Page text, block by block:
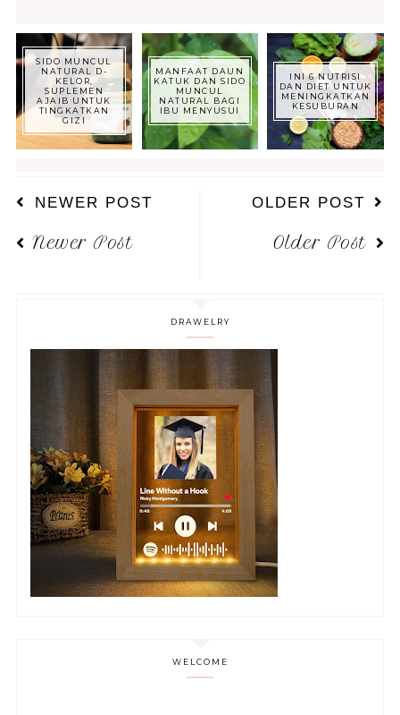
SIDO MUNCUL
NATURAL D-
KELOR,
SUPLEMEN
AJAIB UNTUK
TINGKATKAN
GIZI
MANFAAT DAUN
KATUK DAN SIDO
MUNCUL
NATURAL BAGI
IBU MENYUSUI
INI 6 NUTRISI
DAN DIET UNTUK
MENINGKATKAN
KESUBURAN
NEWER POST
Newer Post
OLDER POST
Older Post
DRAWELRY
WELCOME